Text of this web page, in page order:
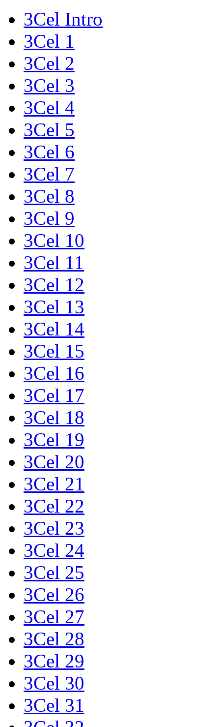
3Cel Intro
3Cel 1
3Cel 2
3Cel 3
3Cel 4
3Cel 5
3Cel 6
3Cel 7
3Cel 8
3Cel 9
3Cel 10
3Cel 11
3Cel 12
3Cel 13
3Cel 14
3Cel 15
3Cel 16
3Cel 17
3Cel 18
3Cel 19
3Cel 20
3Cel 21
3Cel 22
3Cel 23
3Cel 24
3Cel 25
3Cel 26
3Cel 27
3Cel 28
3Cel 29
3Cel 30
3Cel 31